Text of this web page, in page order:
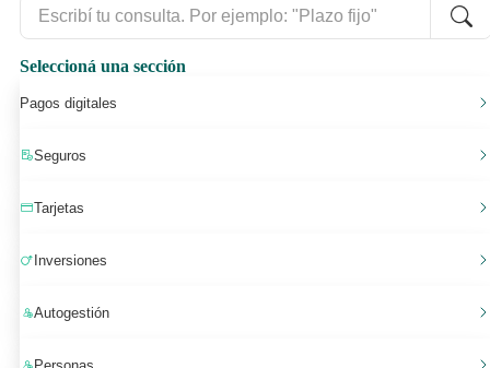
Seleccioná una sección
Pagos digitales
Seguros
Tarjetas
Inversiones
Autogestión
Personas